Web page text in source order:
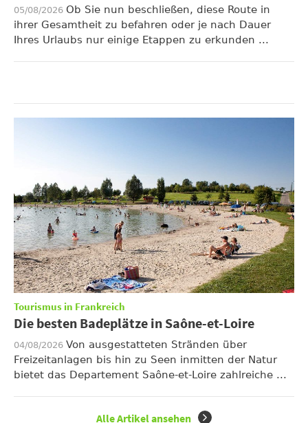
05/08/2026 Ob Sie nun beschließen, diese Route in
ihrer Gesamtheit zu befahren oder je nach Dauer
Ihres Urlaubs nur einige Etappen zu erkunden ...
Tourismus in Frankreich
Die besten Badeplätze in Saône-et-Loire
04/08/2026 Von ausgestatteten Stränden über
Freizeitanlagen bis hin zu Seen inmitten der Natur
bietet das Departement Saône-et-Loire zahlreiche ...
Alle Artikel ansehen